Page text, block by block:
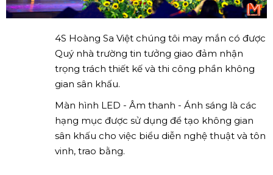
4S Hoàng Sa Việt chúng tôi may mắn có được
Quý nhà trường tin tưởng giao đảm nhận
trọng trách thiết kế và thi công phần không
gian sân khấu.
Màn hình LED - Âm thanh - Ánh sáng là các
hạng mục được sử dụng để tạo không gian
sân khấu cho việc biểu diễn nghệ thuật và tôn
vinh, trao bằng.